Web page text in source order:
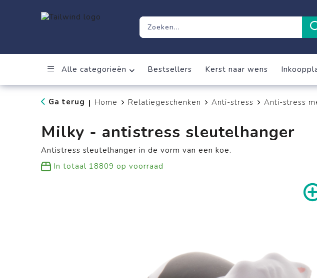
Alle categorieën Bestsellers Kerst naar wens
Ga terug | Home Relatiegeschenken Anti-stress Anti-stress
Milky - antistress sleutelhanger
Antistress sleutelhanger in de vorm van een koe.
In totaal 18809 op voorraad